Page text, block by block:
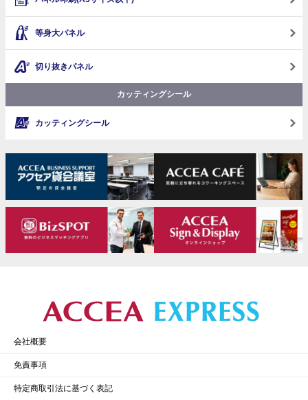
等身大パネル
切り抜きパネル
カッティングシール
カッティングシール
会社概要
免責事項
特定商取引法に基づく表記